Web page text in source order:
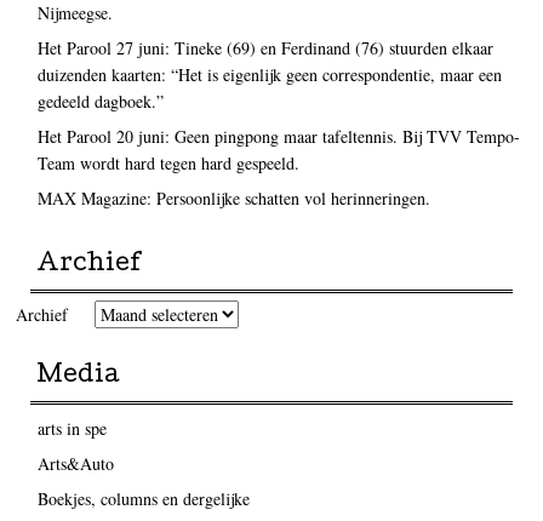
Nijmeegse.
Het Parool 27 juni: Tineke (69) en Ferdinand (76) stuurden elkaar
duizenden kaarten: “Het is eigenlijk geen correspondentie, maar een
gedeeld dagboek.”
Het Parool 20 juni: Geen pingpong maar tafeltennis. Bij TVV Tempo-
Team wordt hard tegen hard gespeeld.
MAX Magazine: Persoonlijke schatten vol herinneringen.
Archief
Archief
Media
arts in spe
Arts&Auto
Boekjes, columns en dergelijke